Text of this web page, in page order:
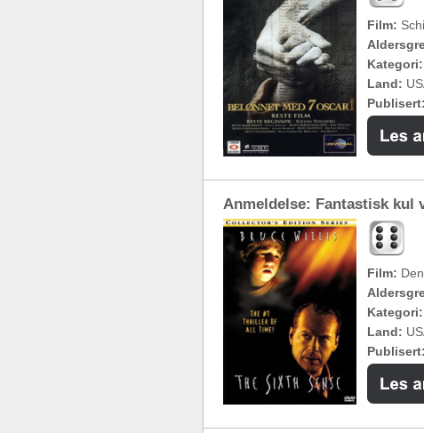
Film:
Kategori:
Land:
Publisert:
Anmeldelse: Fantastisk kul
Film:
Kategori:
Land:
Publisert: